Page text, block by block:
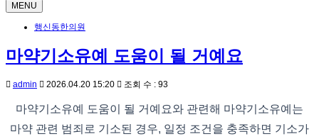
MENU
행신동한의원
마약기소유예 도움이 될 거예요
admin 2026.04.20 15:20 조회 수 : 93
마약기소유예 도움이 될 거예요와 관련해 마약기소유예는
마약 관련 범죄로 기소된 경우, 일정 조건을 충족하면 기소가